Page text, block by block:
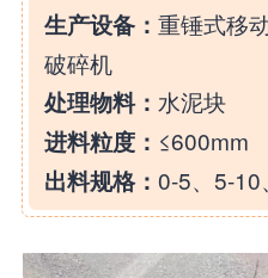
生产设备： 重锤式移
破碎机
处理物料： 水泥块
进料粒度： ≤600mm
出料规格： 0-5、5-